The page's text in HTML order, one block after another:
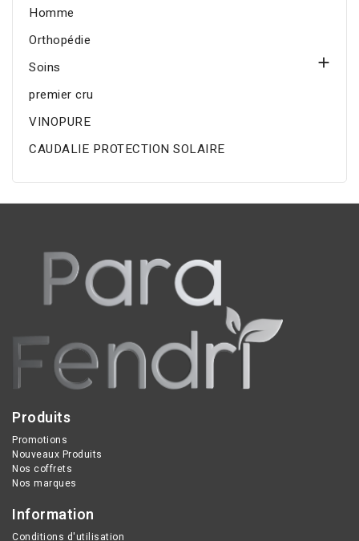
Homme
Orthopédie
Soins

premier cru
VINOPURE
CAUDALIE PROTECTION SOLAIRE
Produits
Promotions
Nouveaux Produits
Nos coffrets
Nos marques
Information
Conditions d'utilisation